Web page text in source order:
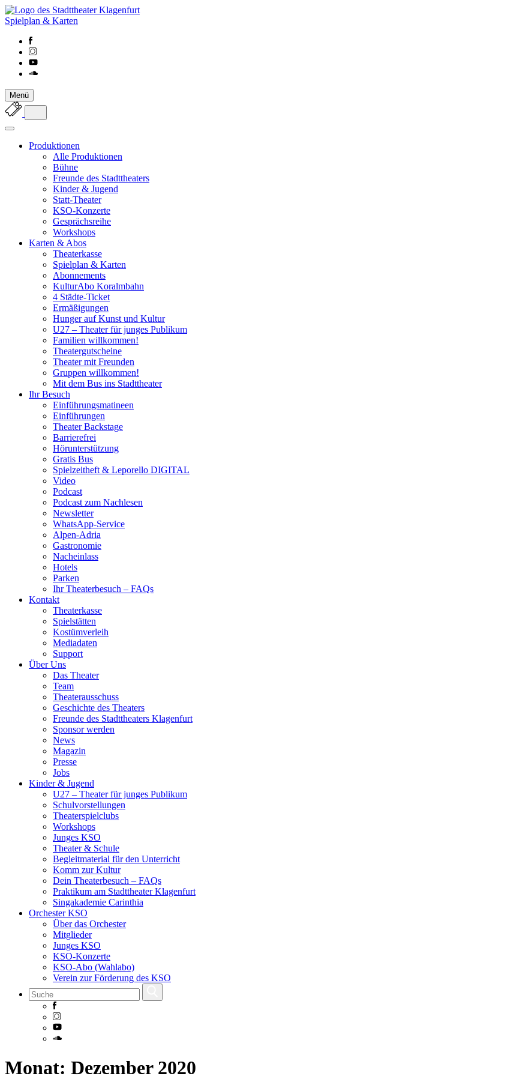
Spielplan & Karten
Menü
Produktionen
Alle Produktionen
Bühne
Freunde des Stadttheaters
Kinder & Jugend
Statt-Theater
KSO-Konzerte
Gesprächsreihe
Workshops
Karten & Abos
Theaterkasse
Spielplan & Karten
Abonnements
KulturAbo Koralmbahn
4 Städte-Ticket
Ermäßigungen
Hunger auf Kunst und Kultur
U27 – Theater für junges Publikum
Familien willkommen!
Theatergutscheine
Theater mit Freunden
Gruppen willkommen!
Mit dem Bus ins Stadttheater
Ihr Besuch
Einführungsmatineen
Einführungen
Theater Backstage
Barrierefrei
Hörunterstützung
Gratis Bus
Spielzeitheft & Leporello DIGITAL
Video
Podcast
Podcast zum Nachlesen
Newsletter
WhatsApp-Service
Alpen-Adria
Gastronomie
Nacheinlass
Hotels
Parken
Ihr Theaterbesuch – FAQs
Kontakt
Theaterkasse
Spielstätten
Kostümverleih
Mediadaten
Support
Über Uns
Das Theater
Team
Theaterausschuss
Geschichte des Theaters
Freunde des Stadttheaters Klagenfurt
Sponsor werden
News
Magazin
Presse
Jobs
Kinder & Jugend
U27 – Theater für junges Publikum
Schulvorstellungen
Theaterspielclubs
Workshops
Junges KSO
Theater & Schule
Begleitmaterial für den Unterricht
Komm zur Kultur
Dein Theaterbesuch – FAQs
Praktikum am Stadttheater Klagenfurt
Singakademie Carinthia
Orchester KSO
Über das Orchester
Mitglieder
Junges KSO
KSO-Konzerte
KSO-Abo (Wahlabo)
Verein zur Förderung des KSO
to
Monat: Dezember 2020